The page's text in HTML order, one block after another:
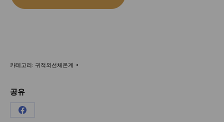
카테고리: 귀적외선체온계
공유
Share